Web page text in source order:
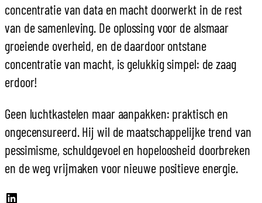
concentratie van data en macht doorwerkt in de rest
van de samenleving. De oplossing voor de alsmaar
groeiende overheid, en de daardoor ontstane
concentratie van macht, is gelukkig simpel: de zaag
erdoor!
Geen luchtkastelen maar aanpakken: praktisch en
ongecensureerd. Hij wil de maatschappelijke trend van
pessimisme, schuldgevoel en hopeloosheid doorbreken
en de weg vrijmaken voor nieuwe positieve energie.
LinkedIn